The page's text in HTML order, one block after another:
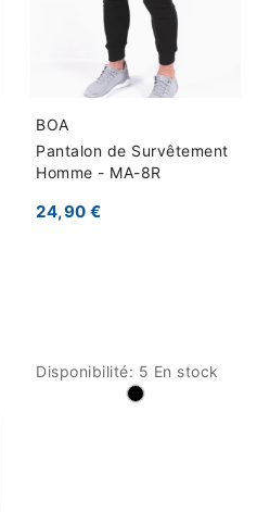
BOA
Pantalon de Survêtement
Homme - MA-8R
24,90 €
Disponibilité: 5 En stock